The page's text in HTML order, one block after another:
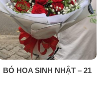
BÓ HOA SINH NHẬT – 21